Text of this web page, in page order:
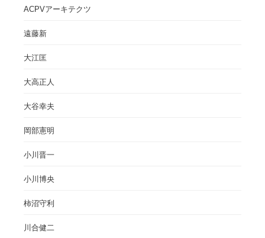
ACPVアーキテクツ
遠藤新
大江匡
大高正人
大谷幸夫
岡部憲明
小川晋一
小川博央
柿沼守利
川合健二